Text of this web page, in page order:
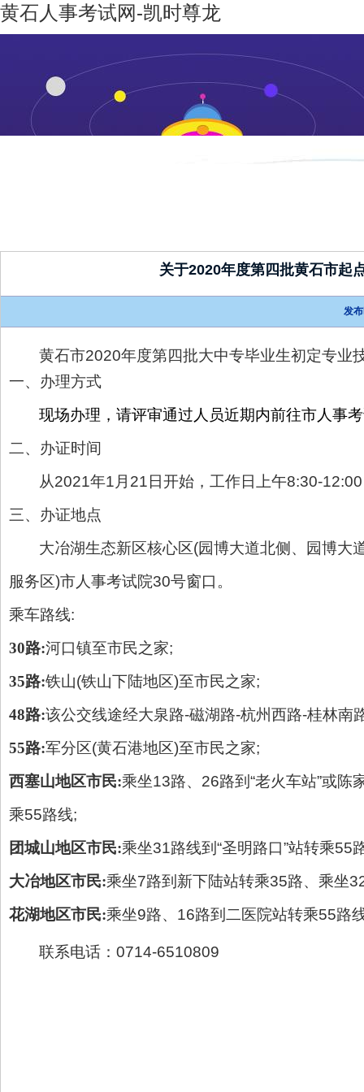
黄石人事考试网-凯时尊龙
关于2020年度第四批黄石市起
发
黄石市2020年度第四批大中专毕业生初定专业
一、办理方式
现场办理，请评审通过人员近期内前往市人事
二、办证时间
从2021年1月21日开始，工作日上午8:30-
三、办证地点
大冶湖生态新区核心区(园博大道北侧、园博大
服务区)市人事考试院30号窗口。
乘车路线:
30路:河口镇至市民之家;
35路:铁山(铁山下陆地区)至市民之家;
48路:该公交线途经大泉路-磁湖路-杭州西路-桂林南
55路:军分区(黄石港地区)至市民之家;
西塞山地区市民:乘坐13路、26路到“老火车站”或陈
乘55路线;
团城山地区市民:乘坐31路线到“圣明路口”站转乘55
大冶地区市民:乘坐7路到新下陆站转乘35路、乘坐
花湖地区市民:乘坐9路、16路到二医院站转乘55路
联系电话：0714-6510809